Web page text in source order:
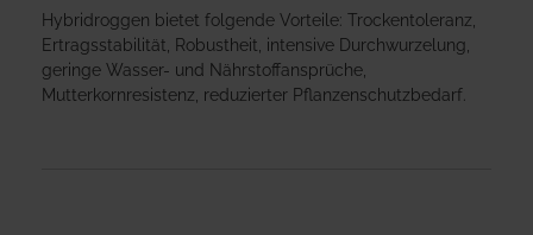
Hybridroggen bietet folgende Vorteile: Trockentoleranz,
Ertragsstabilität, Robustheit, intensive Durchwurzelung,
geringe Wasser- und Nährstoffansprüche,
Mutterkornresistenz, reduzierter Pflanzenschutzbedarf.